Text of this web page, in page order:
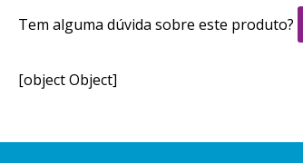
Tem alguma dúvida sobre este produto?
[object Object]